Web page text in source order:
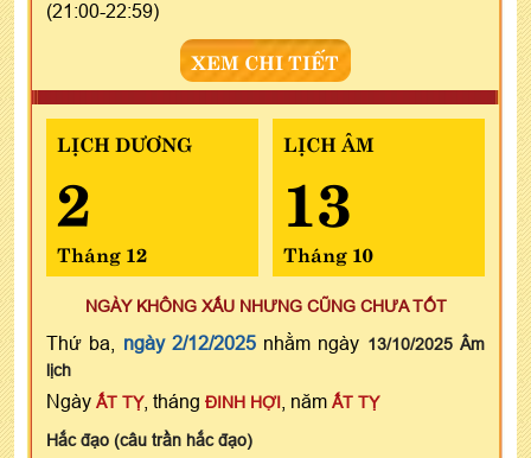
(21:00-22:59)
XEM CHI TIẾT
LỊCH DƯƠNG
2
Tháng 12
LỊCH ÂM
13
Tháng 10
NGÀY KHÔNG XẤU NHƯNG CŨNG CHƯA TỐT
Thứ ba, ngày 2/12/2025nhằm ngày 13/10/2025 Âm
lịch
Ngày ẤT TỴ, tháng ĐINH HỢI , năm ẤT TỴ
Hắc đạo (câu trần hắc đạo)